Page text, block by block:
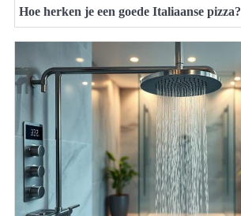
Hoe herken je een goede Italiaanse pizza?